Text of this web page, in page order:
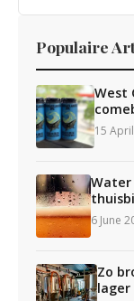
Populaire
West
15
6 June
Zo
lager